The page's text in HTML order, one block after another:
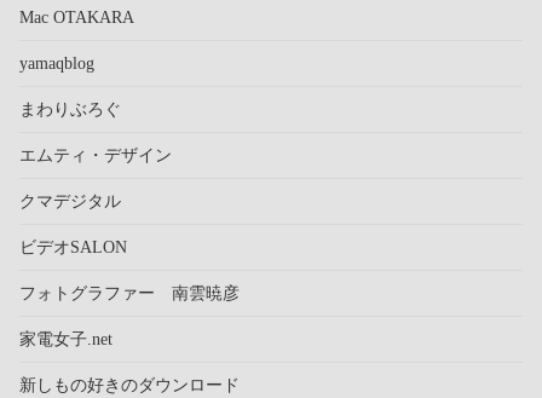
Mac OTAKARA
yamaqblog
まわりぶろぐ
エムティ・デザイン
クマデジタル
ビデオSALON
フォトグラファー 南雲暁彦
家電女子.net
新しもの好きのダウンロード